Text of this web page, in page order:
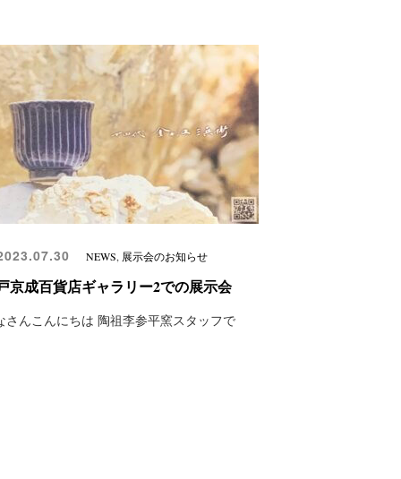
NEWS, 展示会のお知らせ
京成百貨店ギャラリー2での展示会
さんこんにちは 陶祖李参平窯スタッフで